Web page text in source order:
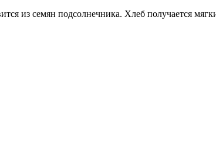
из семян подсолнечника. Хлеб получается